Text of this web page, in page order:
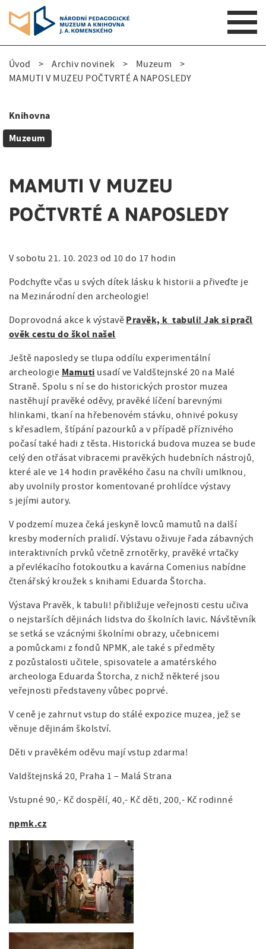
D
o
b
č
k
n
a
v
i
g
a
c
e
Úvod Archiv novinek
Muzeum
MAMUTI V MUZEU POČTVRTÉ A NAPOSLEDY
MAMUTI V MUZEU
POČTVRTÉ A NAPOSLEDY
V sobotu 21. 10. 2023 od 10 do 17 hodin
Podchyťte včas u svých dítek lásku k historii a přiveďte je
na Mezinárodní den archeologie!
Doprovodná akce k výstavě Pravěk, k tabuli! Jak si pračl
ověk cestu do škol našel
Ještě naposledy se tlupa oddílu experimentální
archeologie Mamuti usadí ve Valdštejnské 20 na Malé
Straně. Spolu s ní se do historických prostor muzea
nastěhují pravěké oděvy, pravěké líčení barevnými
hlinkami, tkaní na hřebenovém stávku, ohnivé pokusy
s křesadlem, štípání pazourků a v případě příznivého
počasí také hadi z těsta. Historická budova muzea se bude
celý den otřásat vibracemi pravěkých hudebních nástrojů,
které ale ve 14 hodin pravěkého času na chvíli umlknou,
aby uvolnily prostor komentované prohlídce výstavy
s jejími autory.
V podzemí muzea čeká jeskyně lovců mamutů na další
kresby moderních pralidí. Výstavu oživuje řada zábavných
interaktivních prvků včetně zrnotěrky, pravěké vrtačky
a převlékacího fotokoutku a kavárna Comenius nabídne
čtenářský kroužek s knihami Eduarda Štorcha.
Výstava Pravěk, k tabuli! přibližuje veřejnosti cestu učiva
o nejstarších dějinách lidstva do školních lavic. Návštěvník
se setká se vzácnými školními obrazy, učebnicemi
a pomůckami z fondů NPMK, ale také s předměty
z pozůstalosti učitele, spisovatele a amatérského
archeologa Eduarda Štorcha, z nichž některé jsou
veřejnosti představeny vůbec poprvé.
V ceně je zahrnut vstup do stálé expozice muzea, jež se
věnuje dějinám školství.
Děti v pravěkém oděvu mají vstup zdarma!
Valdštejnská 20, Praha 1 – Malá Strana
Vstupné 90,- Kč dospělí, 40,- Kč děti, 200,- Kč rodinné
npmk.cz
S
i
e
n
v
i
g
a
t
i
o
n
Knihovna
Muzeum